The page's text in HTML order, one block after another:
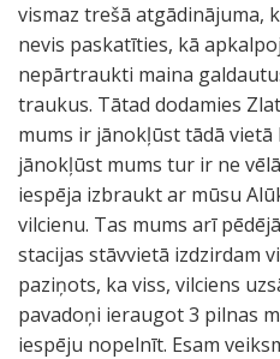
vismaz trešā atgādinājuma,
nevis paskatīties, kā
nepārtraukti maina
traukus. Tātad dodamies
mums ir jānokļūst tādā
jānokļūst mums tur ir ne
iespēja izbraukt ar mūsu
vilcienu. Tas mums arī
stacijas stāvvietā izdzirdam
paziņots, ka viss, vilciens
pavadoņi ieraugot 3 pilnas
iespēju nopelnīt. Esam